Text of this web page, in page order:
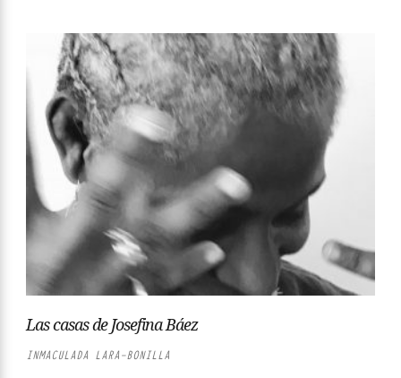
Las casas de Josefina Báez
INMACULADA LARA-BONILLA